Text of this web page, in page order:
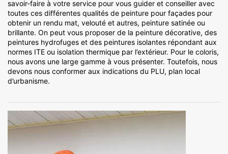
savoir-faire à votre service pour vous guider et conseiller avec
toutes ces différentes qualités de peinture pour façades pour
obtenir un rendu mat, velouté et autres, peinture satinée ou
brillante. On peut vous proposer de la peinture décorative, des
peintures hydrofuges et des peintures isolantes répondant aux
normes ITE ou isolation thermique par l’extérieur. Pour le coloris,
nous avons une large gamme à vous présenter. Toutefois, nous
devons nous conformer aux indications du PLU, plan local
d’urbanisme.